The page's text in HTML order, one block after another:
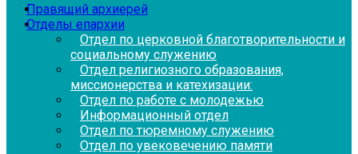
Правящий архиерей
Отделы епархии
Отдел по церковной благотворительности и
социальному служению
Отдел религиозного образования,
миссионерства и катехизации:
Отдел по работе с молодежью
Информационный отдел
Отдел по тюремному служению
Отдел по увековечению памяти